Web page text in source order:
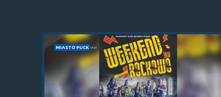
MIASTO PUCK